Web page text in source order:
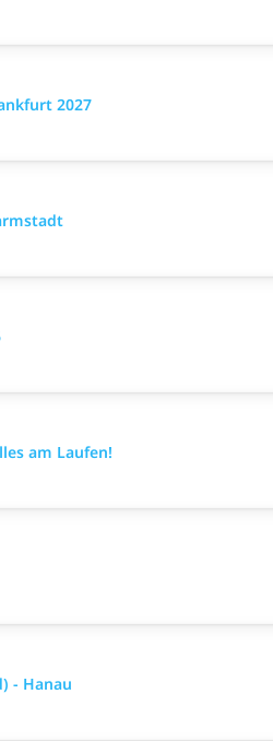
2027
am Laufen!
- Hanau